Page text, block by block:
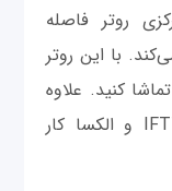
روتر فاصله
با این روتر
بدون کوچک‌ترین تأخیری ویدیوی 4K تماشا کنید. علاوه
بر این، Blue Cave به خوبی با IFTTT و الکسا کار